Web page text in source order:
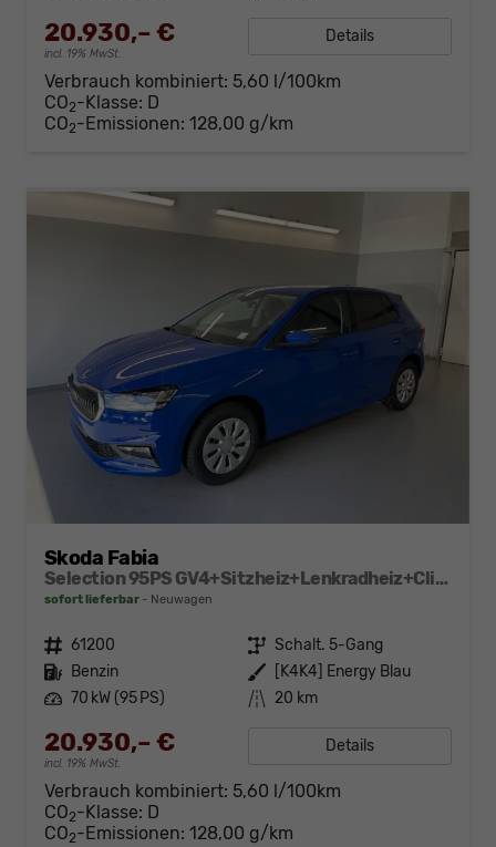
20.930,– €
incl. 19% MwSt.
Details
Verbrauch kombiniert: 5,60 l/100km
CO2-Klasse: D
CO2-Emissionen: 128,00 g/km
Skoda Fabia
Selection 95PS GV4+Sitzheiz+Lenkradheiz+Climatronic+Sunset+AppConnect+PDC
sofort lieferbar Neuwagen
Fahrzeugnr. 61200 Getriebe Schalt. 5-Gang
Kraftstoff Benzin Außenfarbe
[K4K4] Energy Blau
Leistung 70 kW (95 PS) Kilometerstand 20 km
20.930,– €
incl. 19% MwSt.
Details
Verbrauch kombiniert: 5,60 l/100km
CO2-Klasse: D
CO2-Emissionen: 128,00 g/km